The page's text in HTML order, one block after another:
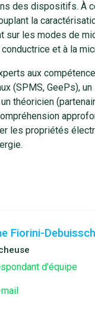
des dispositifs. À
la
sur les modes de
et à la
aux
(SPMS, GeePs),
théoricien
les propriétés
Fiorini-
d'équipe